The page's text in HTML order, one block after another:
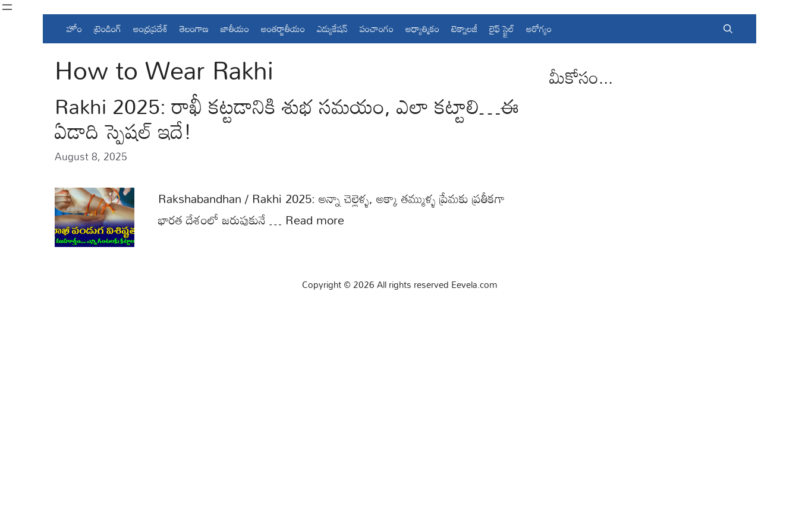
Skip
హోం ట్రెండింగ్ ఆంధ్రప్రదేశ్ తెలంగాణ జాతీయం అంతర్జాతీయం ఎడ్యుకేషన్ పంచాంగం ఆధ్యాత్మికం టెక్నాలజీ లైఫ్ స్టైల్ ఆరోగ్యం
How to Wear Rakhi
Rakhi 2025: రాఖీ కట్టడానికి శుభ సమయం, ఎలా కట్టాలి…ఈ
ఏడాది స్పెషల్ ఇదే!
August 8, 2025
Rakshabandhan / Rakhi 2025: అన్నా చెల్లెళ్ళ, అక్కా తమ్ముళ్ళ ప్రేమకు ప్రతీకగా
భారత దేశంలో జరుపుకునే … Read more
మీకోసం...
Copyright © 2026 All rights reserved Eevela.com